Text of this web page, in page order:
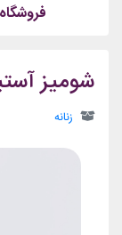
فروشگاه
شومیز
زنانه